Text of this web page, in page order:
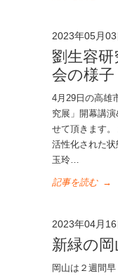
2023年05月03
劉生容研
会の様子
4月29日の高雄
究展」開幕講
せて頂きます
活性化された
玉玲…
記事を読む →
2023年04月16
新緑の岡
岡山は２週間早